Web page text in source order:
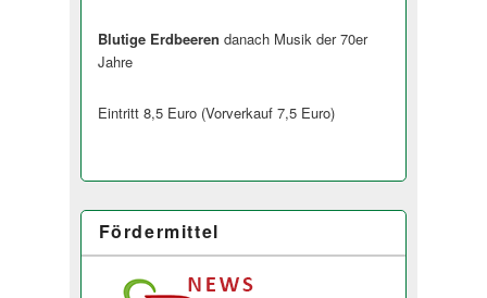
Blutige Erdbeeren danach Musik der 70er
Jahre
Eintritt 8,5 Euro (Vorverkauf 7,5 Euro)
Fördermittel